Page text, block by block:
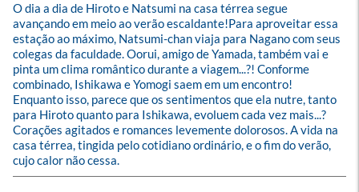
O dia a dia de Hiroto e Natsumi na casa térrea segue
avançando em meio ao verão escaldante!Para aproveitar essa
estação ao máximo, Natsumi-chan viaja para Nagano com seus
colegas da faculdade. Oorui, amigo de Yamada, também vai e
pinta um clima romântico durante a viagem...?! Conforme
combinado, Ishikawa e Yomogi saem em um encontro!
Enquanto isso, parece que os sentimentos que ela nutre, tanto
para Hiroto quanto para Ishikawa, evoluem cada vez mais...?
Corações agitados e romances levemente dolorosos. A vida na
casa térrea, tingida pelo cotidiano ordinário, e o fim do verão,
cujo calor não cessa.